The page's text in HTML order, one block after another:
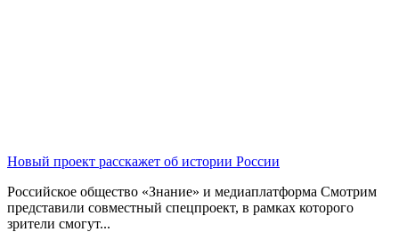
Новый проект расскажет об истории России
Российское общество «Знание» и медиаплатформа Смотрим
представили совместный спецпроект, в рамках которого
зрители смогут...